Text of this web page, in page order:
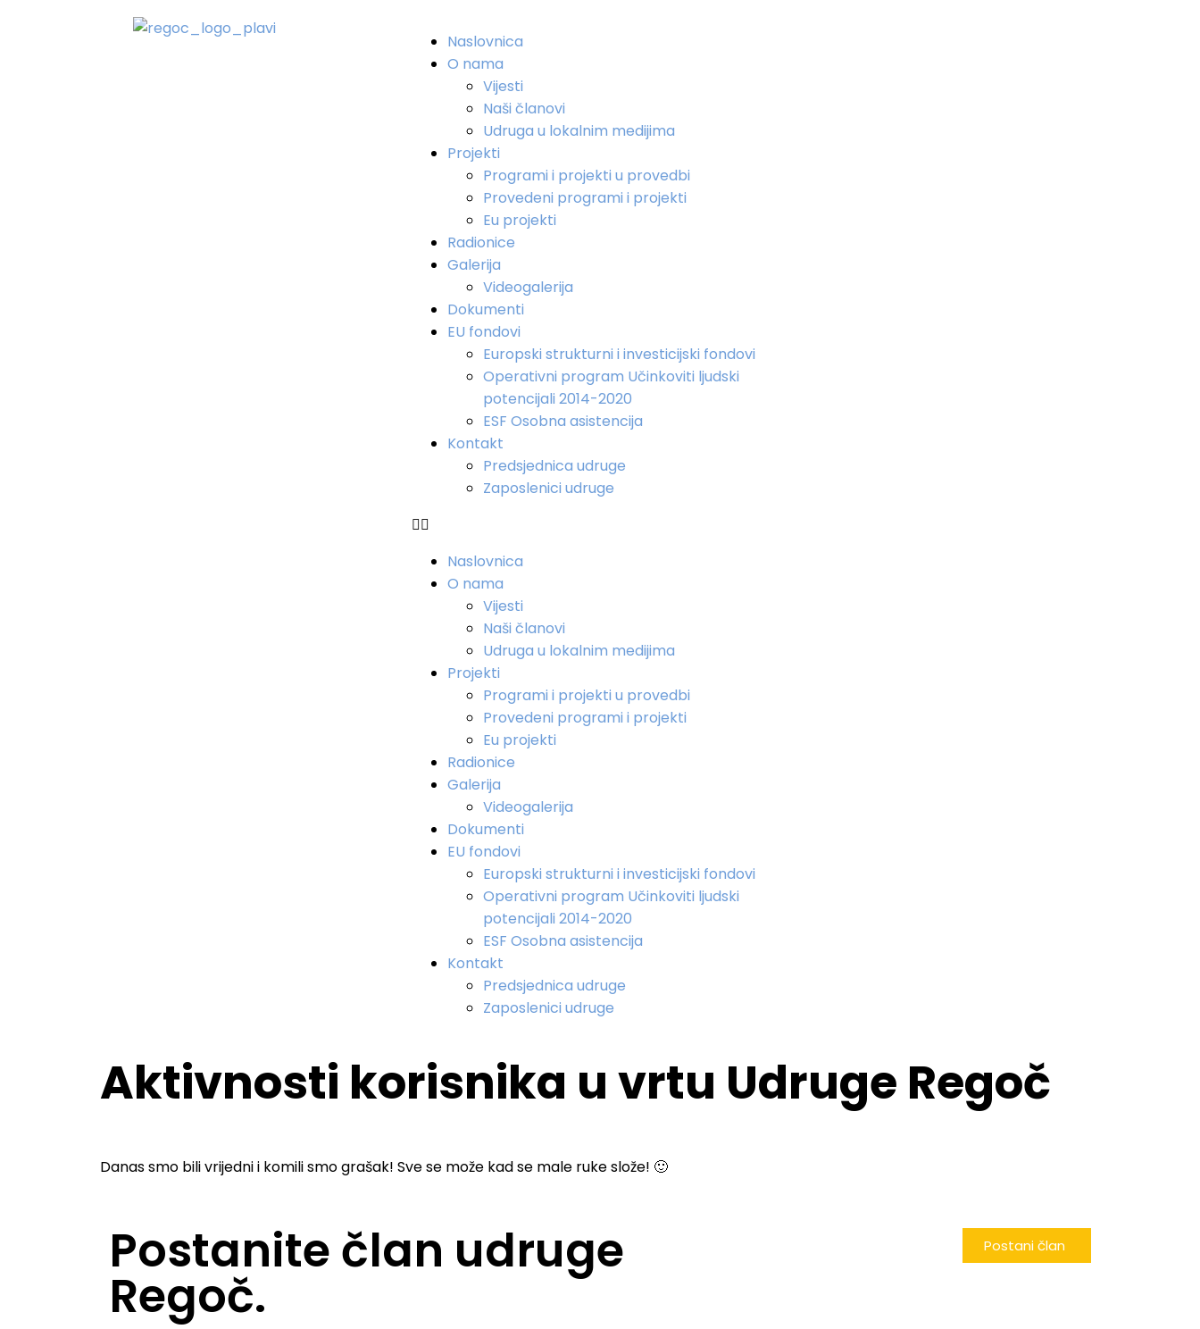
Naslovnica
O nama
Vijesti
Naši članovi
Udruga u lokalnim medijima
Projekti
Programi i projekti u provedbi
Provedeni programi i projekti
Eu projekti
Radionice
Galerija
Videogalerija
Dokumenti
EU fondovi
Europski strukturni i investicijski fondovi
Operativni program Učinkoviti ljudski
potencijali 2014-2020
ESF Osobna asistencija
Kontakt
Predsjednica udruge
Zaposlenici udruge
Naslovnica
O nama
Vijesti
Naši članovi
Udruga u lokalnim medijima
Projekti
Programi i projekti u provedbi
Provedeni programi i projekti
Eu projekti
Radionice
Galerija
Videogalerija
Dokumenti
EU fondovi
Europski strukturni i investicijski fondovi
Operativni program Učinkoviti ljudski
potencijali 2014-2020
ESF Osobna asistencija
Kontakt
Predsjednica udruge
Zaposlenici udruge
Aktivnosti korisnika u vrtu Udruge Regoč
Danas smo bili vrijedni i komili smo grašak! Sve se može kad se male ruke slože! 🙂
Postanite član udruge
Regoč.
Postani član